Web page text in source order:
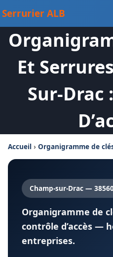
au
contenu
Serrurier ALB
Et
Sur-Drac
Accueil › Organigramme de
Champ-sur-Drac —
Organigramme de
contrôle d’accès —
entreprises.